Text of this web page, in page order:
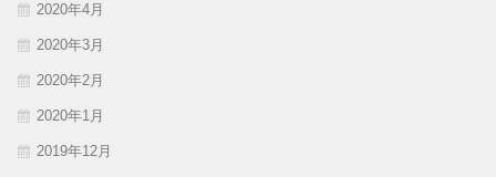
2020年4月
2020年3月
2020年2月
2020年1月
2019年12月